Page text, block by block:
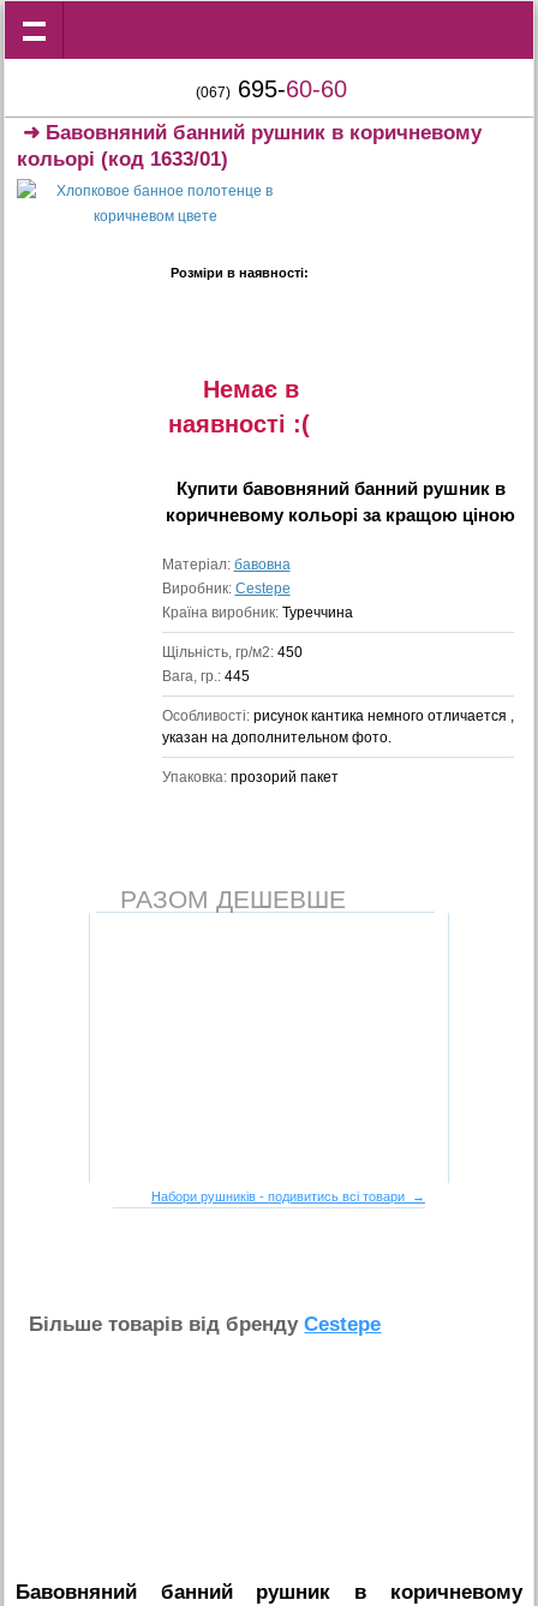
(067) 695-60-60
➜ Бавовняний банний рушник в коричневому
кольорі (код 1633/01)
Розміри в наявності:
Немає в
наявностi :(
Купити бавовняний банний рушник в
коричневому кольорі за кращою ціною
Матеріал: бавовна
Виробник: Cestepe
Країна виробник: Туреччина
Щільність, гр/м2: 450
Вага, гр.: 445
Особливості: рисунок кантика немного отличается ,
указан на дополнительном фото.
Упаковка: прозорий пакет
РАЗОМ ДЕШЕВШЕ
Набори рушників - подивитись всі товари →
Бiльше товарiв вiд брендуCestepe
Бавовняний банний рушник в коричневому